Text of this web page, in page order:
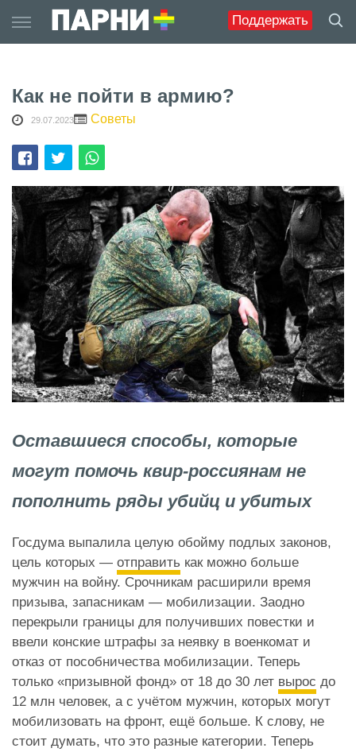
Поддержать
to
content
Как не пойти в армию?
29.07.2023 Советы
Оставшиеся способы, которые
могут помочь квир-россиянам не
пополнить ряды убийц и убитых
Госдума выпалила целую обойму подлых законов,
цель которых — отправить как можно больше
мужчин на войну. Срочникам расширили время
призыва, запасникам — мобилизации. Заодно
перекрыли границы для получивших повестки и
ввели конские штрафы за неявку в военкомат и
отказ от пособничества мобилизации. Теперь
только «призывной фонд» от 18 до 30 лет вырос до
12 млн человек, а с учётом мужчин, которых могут
мобилизовать на фронт, ещё больше. К слову, не
стоит думать, что это разные категории. Теперь